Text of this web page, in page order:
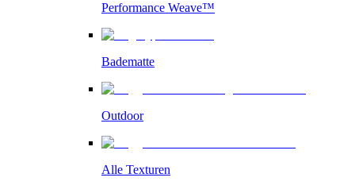
Performance Weave™
Badematte
Outdoor
Alle Texturen